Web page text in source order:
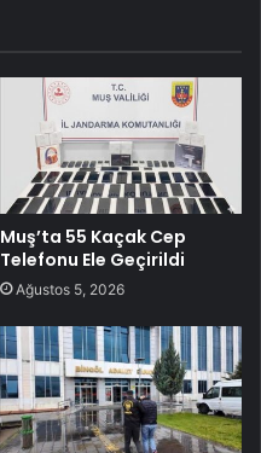
Muş’ta 55 Kaçak Cep
Telefonu Ele Geçirildi
Ağustos 5, 2026